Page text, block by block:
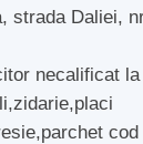
strada Daliei,
necalificat
cod